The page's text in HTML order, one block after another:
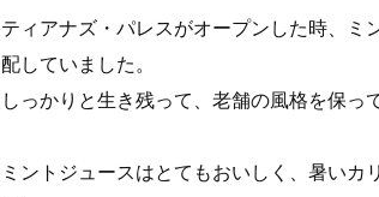
ティアナズ・パレスがオープンした時、
配していました。
しっかりと生き残って、老舗の風格を保っ
ミントジュースはとてもおいしく、暑い